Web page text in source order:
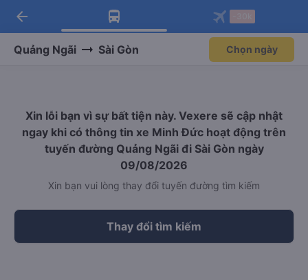
Tải app Vexere ngay!
Nhận ưu đãi thành viên độc
Mở app
Tải app Vexere
-30k/ghế khi đặt vé máy bay qua
Mở app
arrow_back
Quảng Ngãi Sài Gòn Chọn ngày
Xin lỗi bạn vì sự bất tiện này. Vexere sẽ cập nhật
ngay khi có thông tin xe Minh Đức hoạt động trên
tuyến đường Quảng Ngãi đi Sài Gòn ngày
09/08/2026
Xin bạn vui lòng thay đổi tuyến đường tìm kiếm
Thay đổi tìm kiếm